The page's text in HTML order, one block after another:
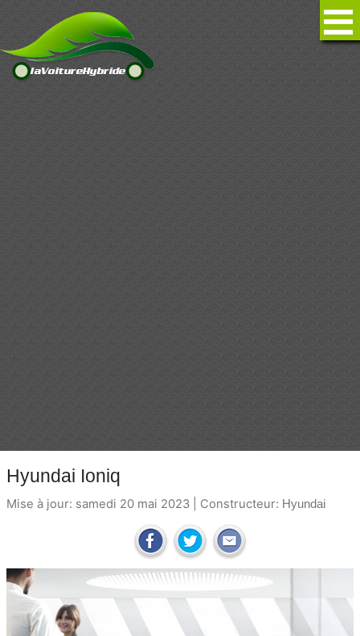
Hyundai Ioniq
Mise à jour: samedi 20 mai 2023 | Constructeur: Hyundai